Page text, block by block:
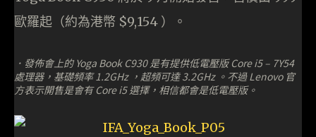
歐羅起（約為港幣 $9,154 ）。
．發佈會上的 Yoga Book C930 是有提供低電壓版 Core i5 – 7Y54
處理器，基礎頻率 1.2GHz ，超頻可達 3.2GHz 。不過 Lenovo 官
方表示開售是會有 Core i5 選擇，相信都會是低電壓版。